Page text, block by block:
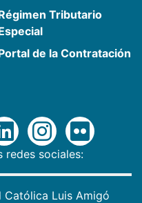
Tributario
de la Contratación
redes sociales:
Católica Luis Amigó